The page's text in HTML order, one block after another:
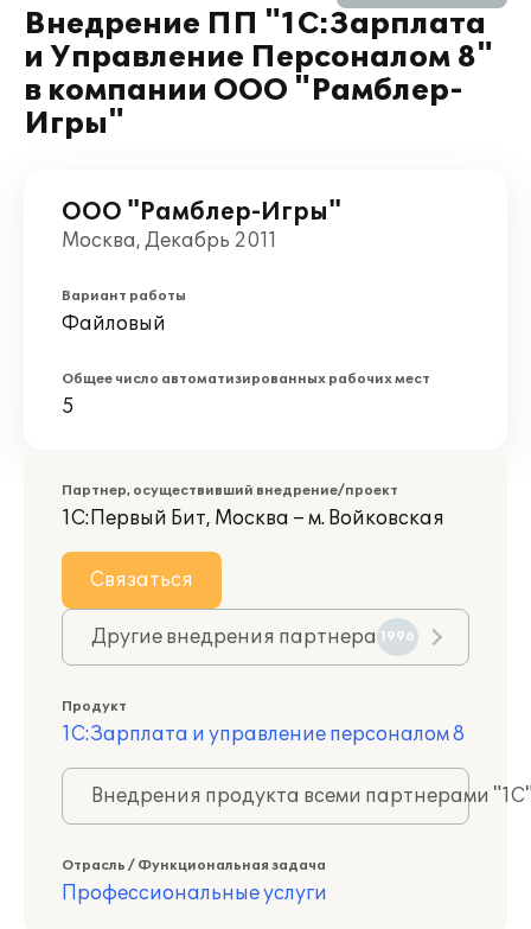
Внедрение ПП "1С:Зарплата
и Управление Персоналом 8"
в компании ООО "Рамблер-
Игры"
ООО "Рамблер-Игры"
Москва, Декабрь 2011
Вариант работы
Файловый
Общее число автоматизированных рабочих мест
5
Партнер, осуществивший внедрение/проект
1С:Первый Бит, Москва – м. Войковская
Связаться
Другие внедрения партнера 1996
Продукт
1С:Зарплата и управление персоналом 8
Внедрения продукта всеми партнерами
Отрасль / Функциональная задача
Профессиональные услуги